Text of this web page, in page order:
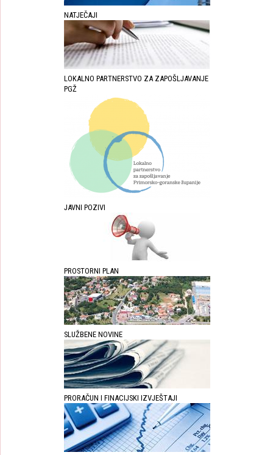
NATJEČAJI
LOKALNO PARTNERSTVO ZA ZAPOŠLJAVANJE
PGŽ
JAVNI POZIVI
PROSTORNI PLAN
SLUŽBENE NOVINE
PRORAČUN I FINACIJSKI IZVJEŠTAJI